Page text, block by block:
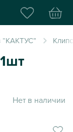
магазин
“КАКТУС”
Нет в наличии